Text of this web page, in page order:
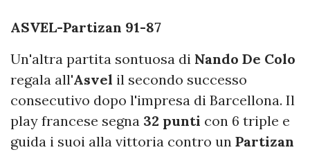
ASVEL-Partizan 91-87
Un'altra partita sontuosa di Nando De Colo
regala all'Asvel il secondo successo
consecutivo dopo l'impresa di Barcellona. Il
play francese segna 32 punti con 6 triple e
guida i suoi alla vittoria contro un Partizan